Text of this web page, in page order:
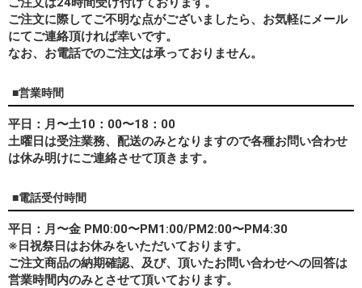
ご注文に際してご不明な点がございましたら、お気軽にメール
にてご連絡頂ければ幸いです。
なお、 お電話でのご注文は承っておりません。
■営業時間
平日：月〜土10：00〜18：00
土曜日は受注業務、配送のみとなりますので各種お問い合わせ
は休み明けにご連絡させて頂きます。
■電話受付時間
平日：月〜金 PM0:00〜PM1:00/PM2:00〜PM4:30
※日祝祭日はお休みをいただいております。
ご注文商品の納期確認、及び、頂いたお問い合わせへの回答は
営業時間内のみとさせて頂いております。